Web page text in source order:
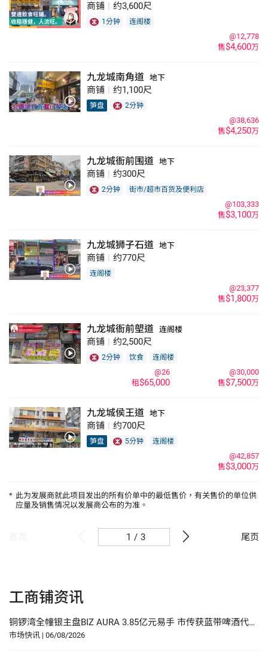
商铺 约3,600尺
1分钟 连阁楼
售$4,600万
@12,778
九龙城南角道 地下
商铺 约1,100尺
笋盘 2分钟
售$4,250万
@38,636
九龙城衙前围道 地下
商铺 约300尺
2分钟 街市/超市百货及便利店
售$3,100万
@103,333
九龙城狮子石道 地下
商铺 约770尺
连阁楼
售$1,800万
@23,377
九龙城衙前塱道 连阁楼
商铺 约2,500尺
2分钟 饮食 连阁楼
售$7,500万
@30,000
租$65,000
@26
九龙城侯王道 地下
商铺 约700尺
笋盘 5分钟 连阁楼
售$3,000万
@42,857
* 此为发展商就此项目发出的所有价单中的最低售价，有关售价的单位供
应量及销售情况以发展商公布的为准。
/ 3 尾页
工商铺资讯
铜锣湾全幢银主盘BIZ AURA 3.85亿元易手 市传获蓝带啤酒代理商承接
市场快讯 | 06/08/2026